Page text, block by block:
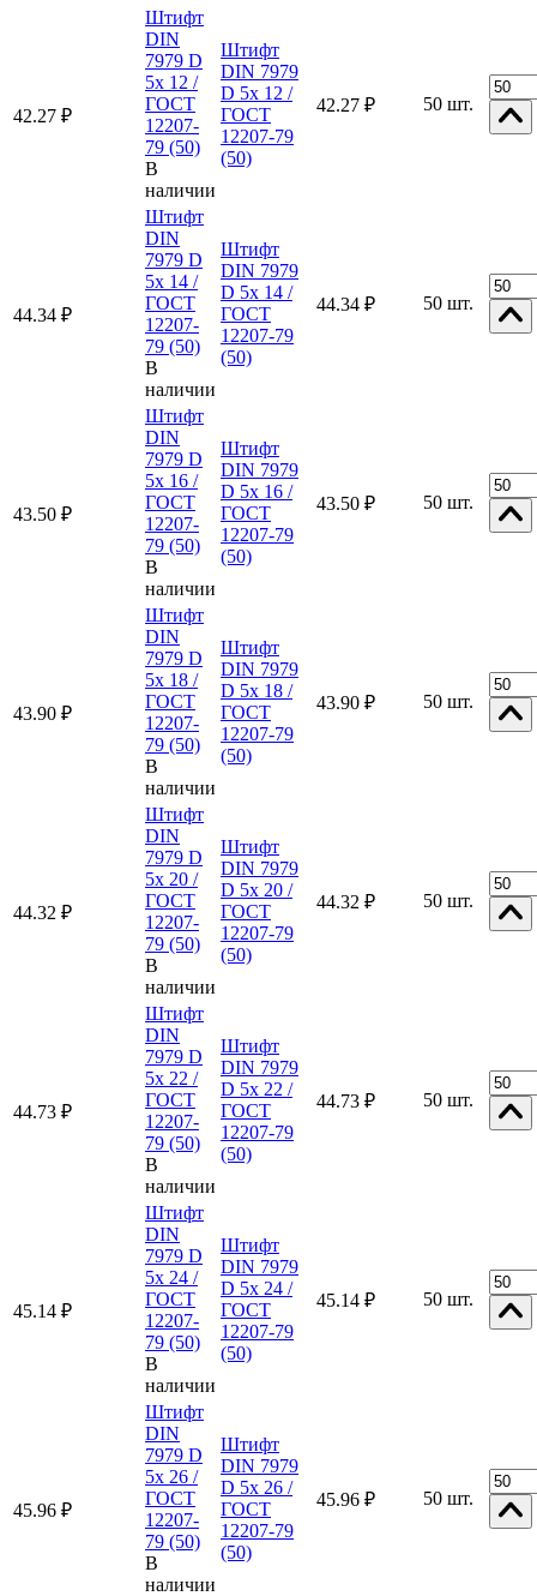
42.27 ₽
Штифт
DIN
7979 D
5x 12 /
ГОСТ
12207-
79 (50)
В
наличии
Штифт
DIN 7979
D 5x 12 /
ГОСТ
12207-79
(50)
42.27 ₽ 50 шт.
44.34 ₽
Штифт
DIN
7979 D
5x 14 /
ГОСТ
12207-
79 (50)
В
наличии
Штифт
DIN 7979
D 5x 14 /
ГОСТ
12207-79
(50)
44.34 ₽ 50 шт.
43.50 ₽
Штифт
DIN
7979 D
5x 16 /
ГОСТ
12207-
79 (50)
В
наличии
Штифт
DIN 7979
D 5x 16 /
ГОСТ
12207-79
(50)
43.50 ₽ 50 шт.
43.90 ₽
Штифт
DIN
7979 D
5x 18 /
ГОСТ
12207-
79 (50)
В
наличии
Штифт
DIN 7979
D 5x 18 /
ГОСТ
12207-79
(50)
43.90 ₽ 50 шт.
44.32 ₽
Штифт
DIN
7979 D
5x 20 /
ГОСТ
12207-
79 (50)
В
наличии
Штифт
DIN 7979
D 5x 20 /
ГОСТ
12207-79
(50)
44.32 ₽ 50 шт.
44.73 ₽
Штифт
DIN
7979 D
5x 22 /
ГОСТ
12207-
79 (50)
В
наличии
Штифт
DIN 7979
D 5x 22 /
ГОСТ
12207-79
(50)
44.73 ₽ 50 шт.
45.14 ₽
Штифт
DIN
7979 D
5x 24 /
ГОСТ
12207-
79 (50)
В
наличии
Штифт
DIN 7979
D 5x 24 /
ГОСТ
12207-79
(50)
45.14 ₽ 50 шт.
45.96 ₽
Штифт
DIN
7979 D
5x 26 /
ГОСТ
12207-
79 (50)
В
наличии
Штифт
DIN 7979
D 5x 26 /
ГОСТ
12207-79
(50)
45.96 ₽ 50 шт.